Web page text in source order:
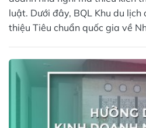
luật. Dưới đây, BQL Khu du
thiệu Tiêu chuẩn quốc gia về